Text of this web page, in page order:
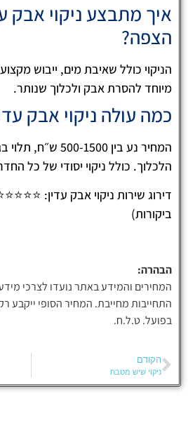
איך מתבצע ניקוי אבק
הצפה?
הניקוי כולל שאיבת מים, ייבוש
מיוחד להסרת אבק ולכלוך שנותר.
כמה עולה ניקוי אבק
המחיר נע בין 500-
הלכלוך. כולל ניקוי יסודי של כל
ביקורות)
הבהרה:
המחירים והמידע באתר נועדו לצרכי
התחייבות מחייבת. המחיר הסופי
בפועל. ט.ל.ח.
הקודם
ניקוי שיש מטבח